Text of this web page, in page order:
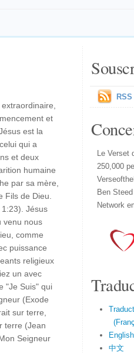
et
est la
qui a
et deux
humaine
par sa mère,
Fils de Dieu.
Jésus
venu nous
comme
puissance
religieux
un avec
"Je Suis" qui
(Exode
sur terre,
terre (Jean
Seigneur
RSS
Le Verset
250,000
Ben
Network
English
中文